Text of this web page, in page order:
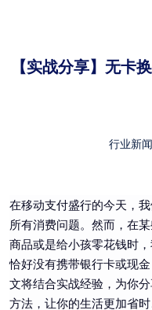
【实战分享】无卡
行业新闻
在移动支付盛行的今天，
所有消费问题。然而，在
商品或是给小孩零花钱时
恰好没有携带银行卡或现
文将结合实战经验，为你
方法，让你的生活更加省时